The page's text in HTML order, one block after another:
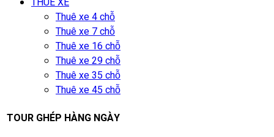
Thuê xe 4 chỗ
Thuê xe 7 chỗ
Thuê xe 16 chỗ
Thuê xe 29 chỗ
Thuê xe 35 chỗ
Thuê xe 45 chỗ
TOUR GHÉP HÀNG NGÀY